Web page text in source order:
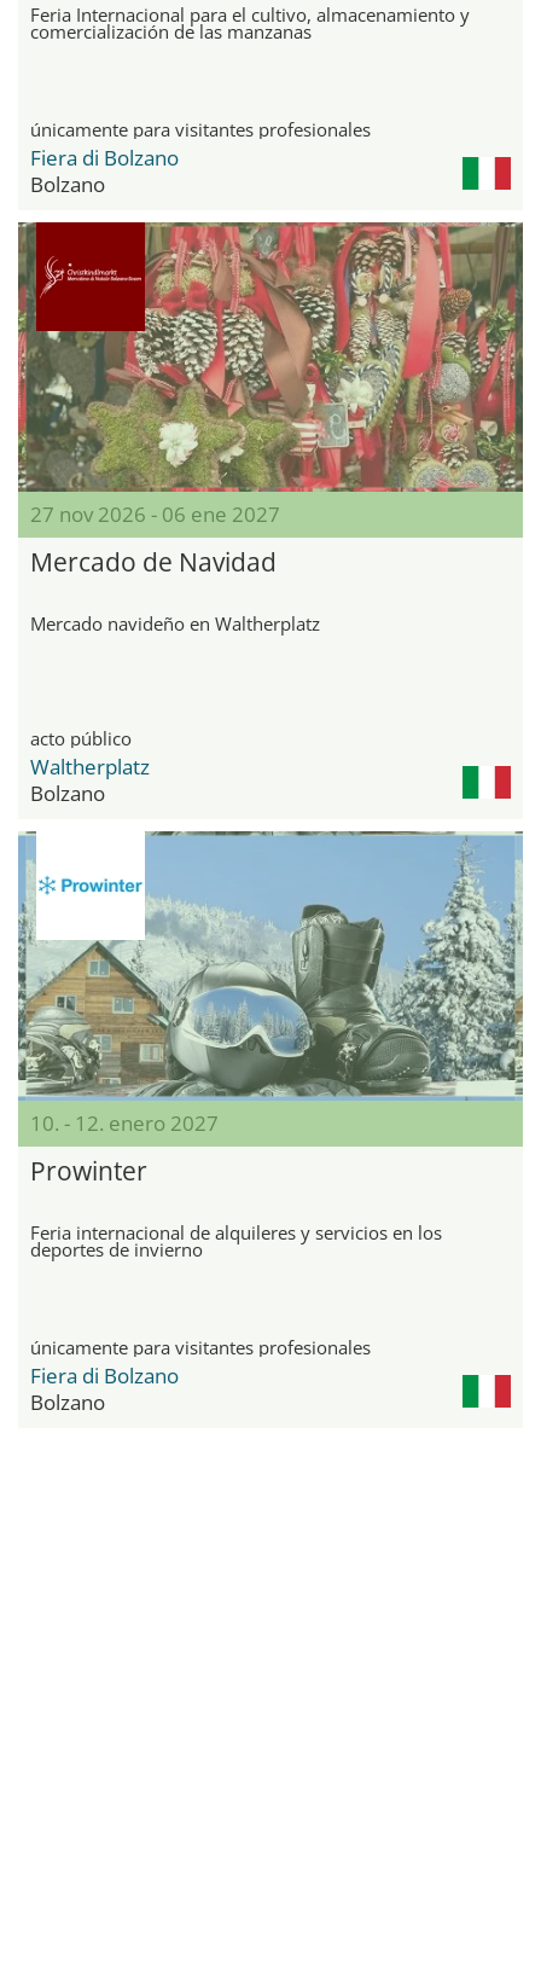
Feria Internacional para el cultivo, almacenamiento y
comercialización de las manzanas
únicamente para visitantes profesionales
Fiera di Bolzano
Bolzano
27 nov 2026 - 06 ene 2027
Mercado de Navidad
Mercado navideño en Waltherplatz
acto público
Waltherplatz
Bolzano
10. - 12. enero 2027
Prowinter
Feria internacional de alquileres y servicios en los
deportes de invierno
únicamente para visitantes profesionales
Fiera di Bolzano
Bolzano